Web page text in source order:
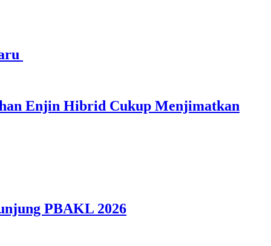
Enjin Hibrid Cukup Menjimatkan
PBAKL 2026